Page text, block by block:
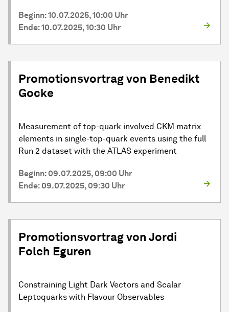
Beginn: 10.07.2025, 10:00 Uhr
Ende: 10.07.2025, 10:30 Uhr
Promotionsvortrag von Benedikt
Gocke
Measurement of top-quark involved CKM matrix
elements in single-top-quark events using the full
Run 2 dataset with the ATLAS experiment
Beginn: 09.07.2025, 09:00 Uhr
Ende: 09.07.2025, 09:30 Uhr
Promotionsvortrag von Jordi
Folch Eguren
Constraining Light Dark Vectors and Scalar
Leptoquarks with Flavour Observables